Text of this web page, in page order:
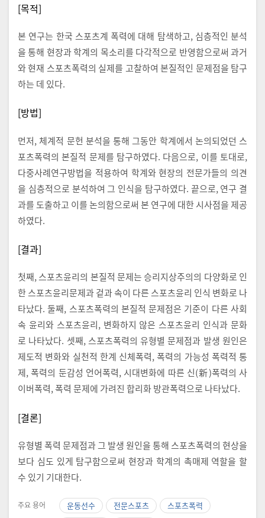
[목적]
본 연구는 한국 스포츠계 폭력에 대해 탐색하고, 심층적인 분석
을 통해 현장과 학계의 목소리를 다각적으로 반영함으로써 과거
와 현재 스포츠폭력의 실제를 고찰하여 본질적인 문제점을 탐구
하는 데 있다.
[방법]
먼저, 체계적 문헌 분석을 통해 그동안 학계에서 논의되었던 스
포츠폭력의 본질적 문제를 탐구하였다. 다음으로, 이를 토대로,
다중사례연구방법을 적용하여 학계와 현장의 전문가들의 의견
을 심층적으로 분석하여 그 인식을 탐구하였다. 끝으로, 연구 결
과를 도출하고 이를 논의함으로써 본 연구에 대한 시사점을 제공
하였다.
[결과]
첫째, 스포츠윤리의 본질적 문제는 승리지상주의의 다양화로 인
한 스포츠윤리문제과 겉과 속이 다른 스포츠윤리 인식 변화로 나
타났다. 둘째, 스포츠폭력의 본질적 문제점은 기준이 다른 사회
속 윤리와 스포츠윤리, 변화하지 않은 스포츠윤리 인식과 문화
로 나타났다. 셋째, 스포츠폭력의 유형별 문제점과 발생 원인은
제도적 변화와 실천적 한계 신체폭력, 폭력의 가능성 폭력적 통
제, 폭력의 둔감성 언어폭력, 시대변화에 따른 신(新)폭력의 사
이버폭력, 폭력 문제에 가려진 합리화 방관폭력으로 나타났다.
[결론]
유형별 폭력 문제점과 그 발생 원인을 통해 스포츠폭력의 현상을
보다 심도 있게 탐구함으로써 현장과 학계의 촉매제 역할을 할
수 있기 기대한다.
주요 용어 운동선수 전문스포츠
스포츠폭력